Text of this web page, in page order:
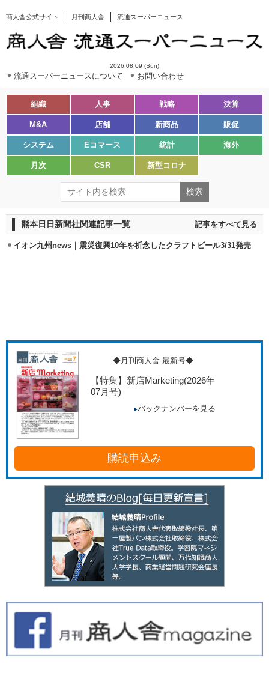
商人舎公式サイト 月刊商人舎 流通スーパーニュース
2026.08.09 (Sun)
流通スーパーニュースについて お問い合わせ
組織 人事 戦略 決算
M&A 店舗 新商品 販促
システム Eコマース 統計 海外
月次 CSR 新型コロナ
熊本日日新聞社関連記事一覧 記事をすべて見る
イオン九州news｜震災復興10年を祈念したクラフトビール3/31発売
◆月刊商人舎 最新号◆
【特集】新店Marketing(2026年
07月号)
バックナンバーを見る
購読申込み